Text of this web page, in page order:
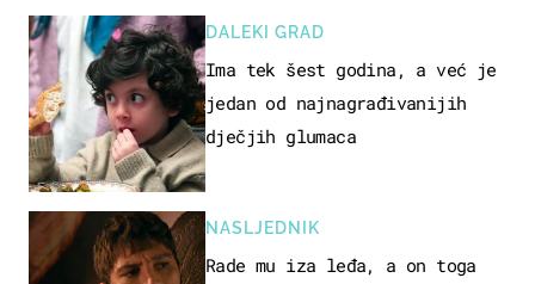
DALEKI GRAD
Ima tek šest godina, a već je
jedan od najnagrađivanijih
dječjih glumaca
NASLJEDNIK
Rade mu iza leđa, a on toga